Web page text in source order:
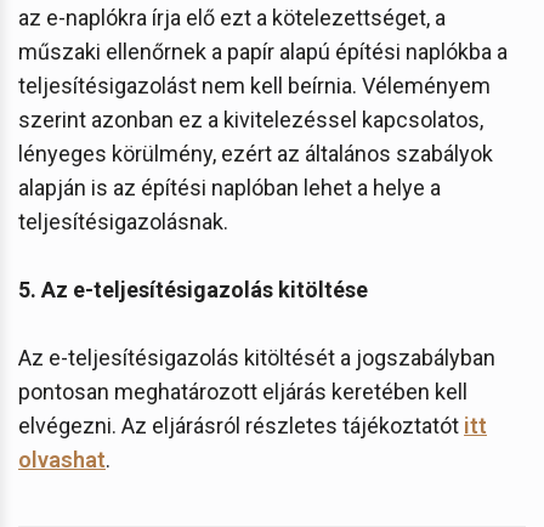
az e-naplókra írja elő ezt a kötelezettséget, a
műszaki ellenőrnek a papír alapú építési naplókba a
teljesítésigazolást nem kell beírnia. Véleményem
szerint azonban ez a kivitelezéssel kapcsolatos,
lényeges körülmény, ezért az általános szabályok
alapján is az építési naplóban lehet a helye a
teljesítésigazolásnak.
5. Az e-teljesítésigazolás kitöltése
Az e-teljesítésigazolás kitöltését a jogszabályban
pontosan meghatározott eljárás keretében kell
elvégezni. Az eljárásról részletes tájékoztatót itt
olvashat.